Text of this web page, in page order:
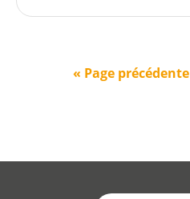
« Page précédente